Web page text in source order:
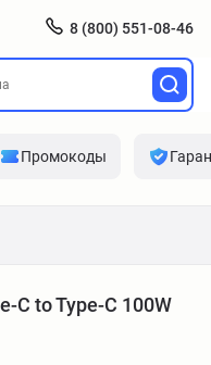
8 (800) 551-08-46
Промокоды
C to Type-C 100W